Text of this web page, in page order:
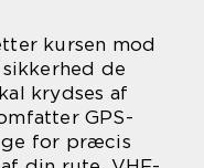
kursen mod
de
krydses af
GPS-
for præcis